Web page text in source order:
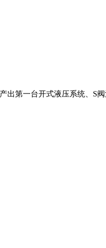
出第一台开式液压系统、